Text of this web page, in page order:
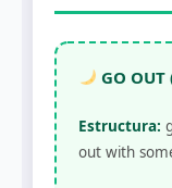
GO
Estructura:
out with